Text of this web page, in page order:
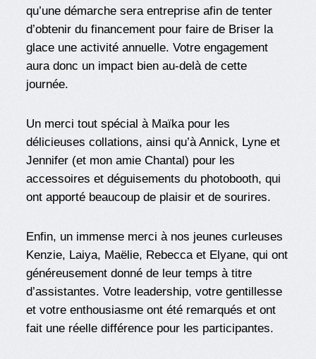
qu’une démarche sera entreprise afin de tenter
d’obtenir du financement pour faire de Briser la
glace une activité annuelle. Votre engagement
aura donc un impact bien au‑delà de cette
journée.
Un merci tout spécial à Maïka pour les
délicieuses collations, ainsi qu’à Annick, Lyne et
Jennifer (et mon amie Chantal) pour les
accessoires et déguisements du photobooth, qui
ont apporté beaucoup de plaisir et de sourires.
Enfin, un immense merci à nos jeunes curleuses
Kenzie, Laiya, Maëlie, Rebecca et Elyane, qui ont
généreusement donné de leur temps à titre
d’assistantes. Votre leadership, votre gentillesse
et votre enthousiasme ont été remarqués et ont
fait une réelle différence pour les participantes.